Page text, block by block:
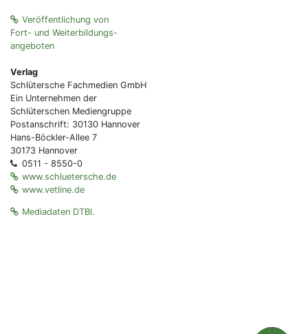
Veröffentlichung von
Fort- und Weiterbildungs-
angeboten
Verlag
Schlütersche Fachmedien GmbH
Ein Unternehmen der
Schlüterschen Mediengruppe
Postanschrift: 30130 Hannover
Hans-Böckler-Allee 7
30173 Hannover
0511 - 8550-0
www.schluetersche.de
www.vetline.de
Mediadaten DTBl.